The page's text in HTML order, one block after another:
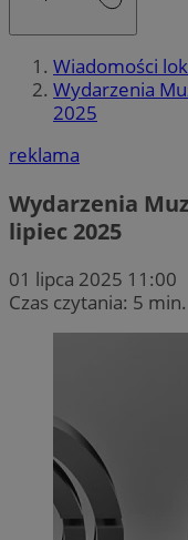
Wiadomości
Wydarzenia
2025
reklama
Wydarzenia
lipiec 2025
01 lipca 2025 11:00
Czas czytania: 5 min.